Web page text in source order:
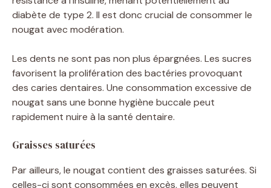
diabète de type 2. Il est donc crucial de consommer le
nougat avec modération.
Les dents ne sont pas non plus épargnées. Les sucres
favorisent la prolifération des bactéries provoquant
des caries dentaires. Une consommation excessive de
nougat sans une bonne hygiène buccale peut
rapidement nuire à la santé dentaire.
Graisses saturées
Par ailleurs, le nougat contient des graisses saturées. Si
celles-ci sont consommées en excès, elles peuvent